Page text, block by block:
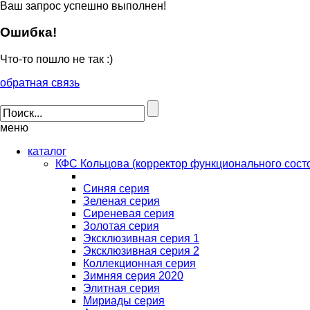
Ваш запрос успешно выполнен!
Ошибка!
Что-то пошло не так :)
обратная связь
меню
каталог
КФС Кольцова (корректор функционального
Синяя серия
Зеленая серия
Сиреневая серия
Золотая серия
Эксклюзивная серия 1
Эксклюзивная серия 2
Коллекционная серия
Зимняя серия 2020
Элитная серия
Мириады серия